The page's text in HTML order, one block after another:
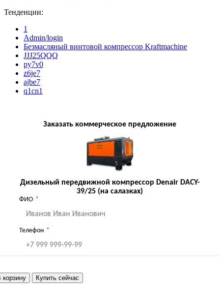
корзину Купить сейчас
Тенденции:
1
Admin/login
Безмасляный винтовой компрессор Kraftmaсhine
JJJ25QQQ
py7v0
z6je7
ajbe7
q1cn1
Заказать коммерческое предложение
Дизельный передвижной компрессор Denair DACY-
39/25 (на салазках)
ФИО
Телефон